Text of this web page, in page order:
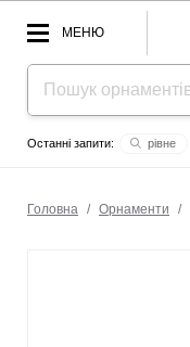
МЕНЮ
рівне
Головна / Орнаменти /